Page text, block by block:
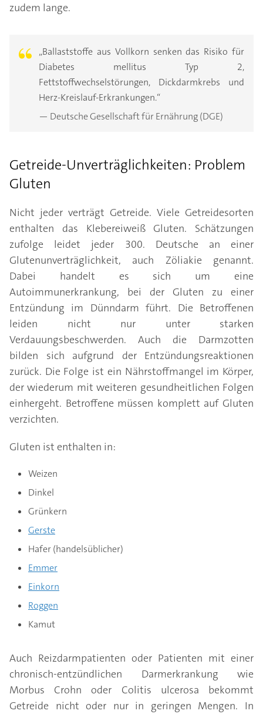
zudem lange.
„Ballaststoffe aus Vollkorn senken das Risiko für
Diabetes mellitus Typ 2,
Fettstoffwechselstörungen, Dickdarmkrebs und
Herz-Kreislauf-Erkrankungen.“
— Deutsche Gesellschaft für Ernährung (DGE)
Getreide-Unverträglichkeiten: Problem
Gluten
Nicht jeder verträgt Getreide. Viele Getreidesorten
enthalten das Klebereiweiß Gluten. Schätzungen
zufolge leidet jeder 300. Deutsche an einer
Glutenunverträglichkeit, auch Zöliakie genannt.
Dabei handelt es sich um eine
Autoimmunerkrankung, bei der Gluten zu einer
Entzündung im Dünndarm führt. Die Betroffenen
leiden nicht nur unter starken
Verdauungsbeschwerden. Auch die Darmzotten
bilden sich aufgrund der Entzündungsreaktionen
zurück. Die Folge ist ein Nährstoffmangel im Körper,
der wiederum mit weiteren gesundheitlichen Folgen
einhergeht. Betroffene müssen komplett auf Gluten
verzichten.
Gluten ist enthalten in:
Weizen
Dinkel
Grünkern
Gerste
Hafer (handelsüblicher)
Emmer
Einkorn
Roggen
Kamut
Auch Reizdarmpatienten oder Patienten mit einer
chronisch-entzündlichen Darmerkrankung wie
Morbus Crohn oder Colitis ulcerosa bekommt
Getreide nicht oder nur in geringen Mengen. In